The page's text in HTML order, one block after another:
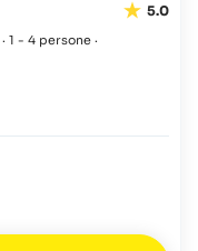
5.0
· 1 - 4 persone ·